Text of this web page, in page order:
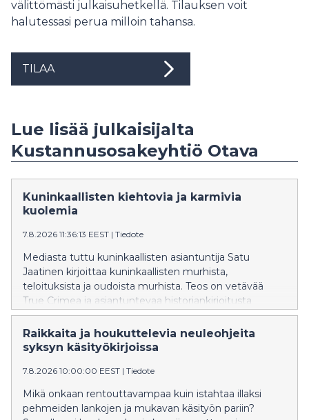
välittömästi julkaisuhetkellä. Tilauksen voit
halutessasi perua milloin tahansa.
TILAA
Lue lisää julkaisijalta
Kustannusosakeyhtiö Otava
Kuninkaallisten kiehtovia ja karmivia
kuolemia
7.8.2026 11:36:13 EEST | Tiedote
Mediasta tuttu kuninkaallisten asiantuntija Satu
Jaatinen kirjoittaa kuninkaallisten murhista,
teloituksista ja oudoista murhista. Teos on vetävää
True Crimea ja asiantuntevaa historiankirjoitusta
samaan aikaan.
Raikkaita ja houkuttelevia neuleohjeita
syksyn käsityökirjoissa
7.8.2026 10:00:00 EEST | Tiedote
Mikä onkaan rentouttavampaa kuin istahtaa illaksi
pehmeiden lankojen ja mukavan käsityön pariin?